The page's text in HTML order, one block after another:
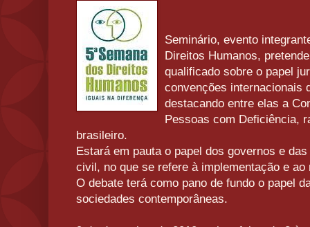
Seminário, evento
Direitos Humanos,
qualificado sobre o papel
convenções internacionais
destacando entre elas a
Pessoas com Deficiência,
brasileiro.
Estará em pauta o papel dos governos e
civil, no que se refere à implementação e
O debate terá como pano de fundo o papel
sociedades contemporâneas.